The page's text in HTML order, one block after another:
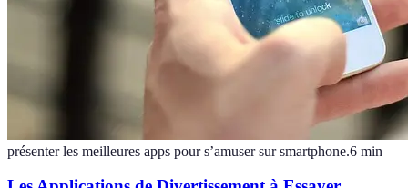
présenter les meilleures apps pour s’amuser sur smartphone.6 min